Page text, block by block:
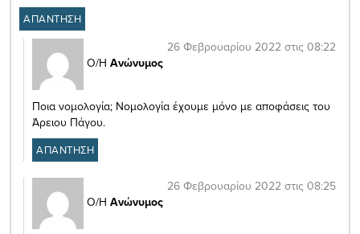
ΑΠΑΝΤΗΣΗ
Ο/Η Ανώνυμος
26 Φεβρουαρίου 2022 στις 08:22
Ποια νομολογία; Νομολογία έχουμε μόνο με αποφάσεις του
Άρειου Πάγου.
ΑΠΑΝΤΗΣΗ
Ο/Η Ανώνυμος
26 Φεβρουαρίου 2022 στις 08:25